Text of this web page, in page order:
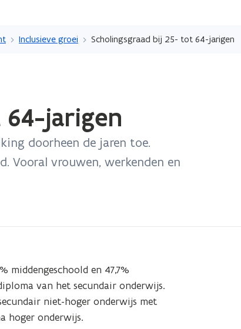
en
Inclusieve groei Scholingsgraad bij 25- tot 64-jarigen
jarigen
doorheen de jaren toe.
Vooral vrouwen, werkenden en
middengeschoold en 47,7%
van het secundair onderwijs.
niet-hoger onderwijs met
hoger onderwijs.